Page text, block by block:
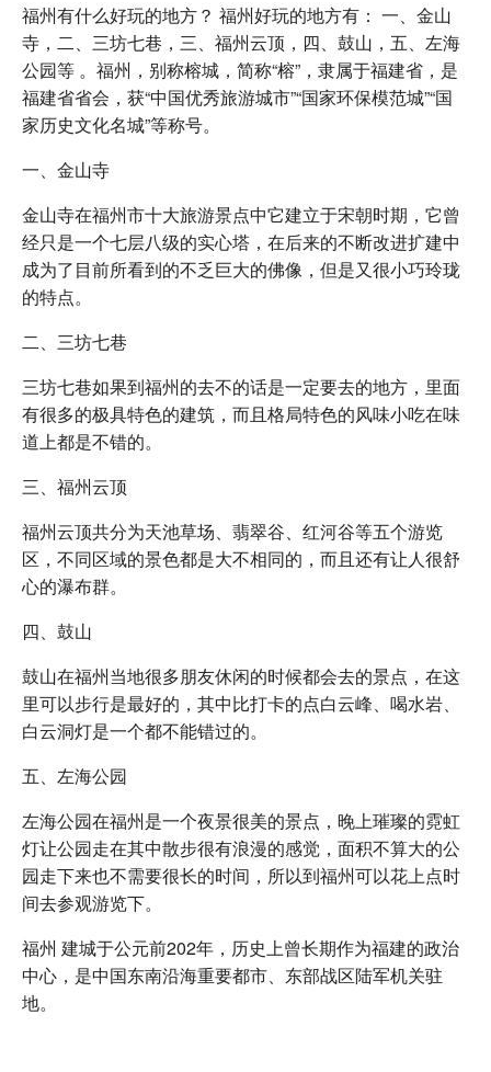
福州有什么好玩的地方？ 福州好玩的地方有： 一、金山
寺，二、三坊七巷，三、福州云顶，四、鼓山，五、左海
公园等 。福州，别称榕城，简称“榕”，隶属于福建省，是
福建省省会，获“中国优秀旅游城市”“国家环保模范城”“国
家历史文化名城”等称号。
一、金山寺
金山寺在福州市十大旅游景点中它建立于宋朝时期，它曾
经只是一个七层八级的实心塔，在后来的不断改进扩建中
成为了目前所看到的不乏巨大的佛像，但是又很小巧玲珑
的特点。
二、三坊七巷
三坊七巷如果到福州的去不的话是一定要去的地方，里面
有很多的极具特色的建筑，而且格局特色的风味小吃在味
道上都是不错的。
三、福州云顶
福州云顶共分为天池草场、翡翠谷、红河谷等五个游览
区，不同区域的景色都是大不相同的，而且还有让人很舒
心的瀑布群。
四、鼓山
鼓山在福州当地很多朋友休闲的时候都会去的景点，在这
里可以步行是最好的，其中比打卡的点白云峰、喝水岩、
白云洞灯是一个都不能错过的。
五、左海公园
左海公园在福州是一个夜景很美的景点，晚上璀璨的霓虹
灯让公园走在其中散步很有浪漫的感觉，面积不算大的公
园走下来也不需要很长的时间，所以到福州可以花上点时
间去参观游览下。
福州 建城于公元前202年，历史上曾长期作为福建的政治
中心，是中国东南沿海重要都市、东部战区陆军机关驻
地。